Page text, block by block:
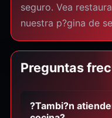
seguro. Vea
nuestra p?gina de
Preguntas
?Tambi?n